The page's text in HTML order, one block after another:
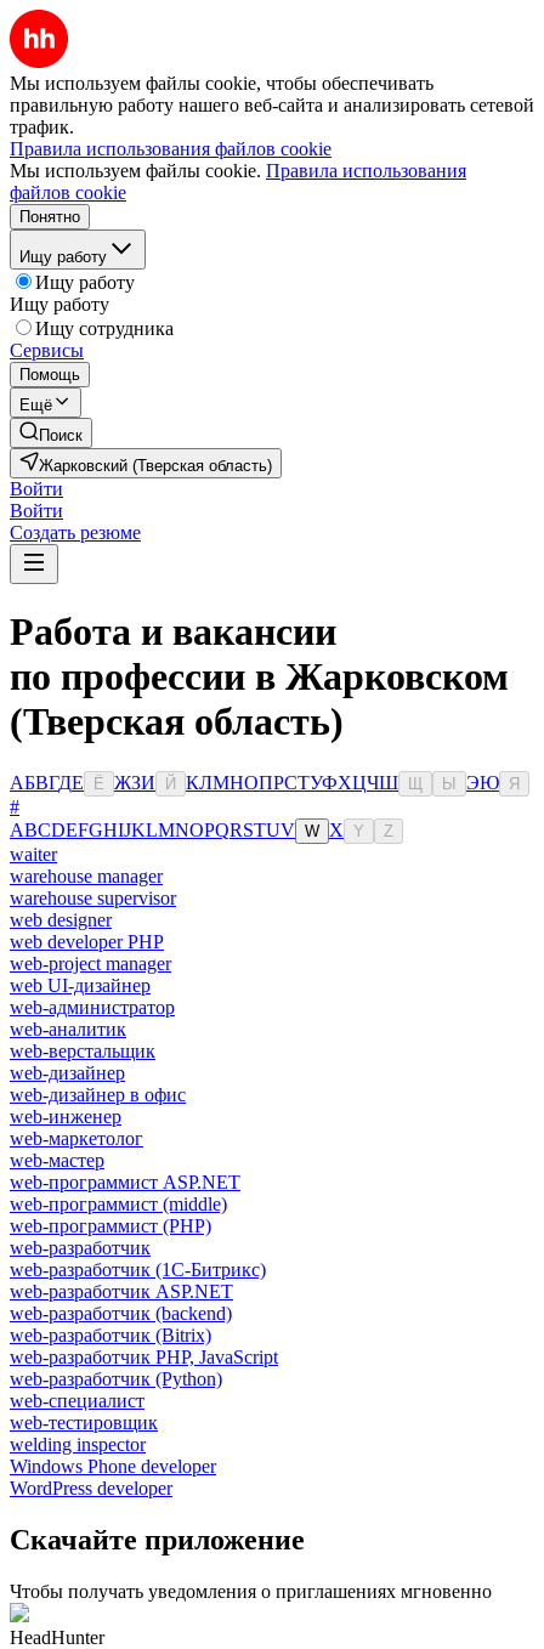
Мы используем файлы cookie, чтобы обеспечивать
правильную работу нашего веб-сайта и анализировать сетевой
трафик.
Правила использования файлов cookie
Мы используем файлы cookie. Правила использования
файлов cookie
Понятно
Ищу работу
Ищу работу
Ищу работу
Ищу сотрудника
Сервисы
Помощь
Ещё
Поиск
Жарковский (Тверская область)
Войти
Войти
Создать резюме
Работа и вакансии
по профессии в Жарковском
(Тверская область)
АБВГДЕ Ё ЖЗИ Й КЛМНОПРСТУФХЦЧШ Ы ЭЮ Я
#
ABCDEFGHIJKLMNOPQRSTUV W X Y Z
waiter
warehouse manager
warehouse supervisor
web designer
web developer PHP
web-project manager
web UI-дизайнер
web-администратор
web-аналитик
web-верстальщик
web-дизайнер
web-дизайнер в офис
web-инженер
web-маркетолог
web-мастер
web-программист ASP.NET
web-программист (middle)
web-программист (PHP)
web-разработчик
web-разработчик (1С-Битрикс)
web-разработчик ASP.NET
web-разработчик (backend)
web-разработчик (Bitrix)
web-разработчик PHP, JavaScript
web-разработчик (Python)
web-специалист
web-тестировщик
welding inspector
Windows Phone developer
WordPress developer
Скачайте приложение
Чтобы получать уведомления о приглашениях мгновенно
HeadHunter